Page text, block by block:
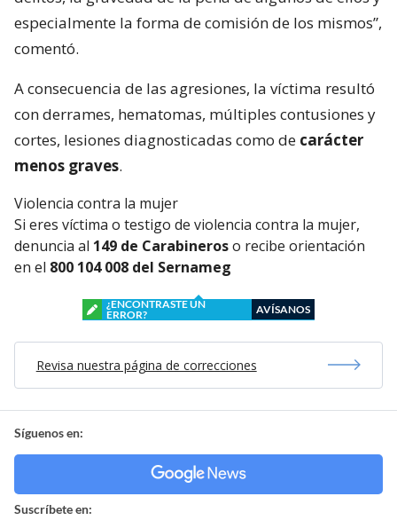
especialmente la forma de comisión de los mismos”,
comentó.
A consecuencia de las agresiones, la víctima resultó
con derrames, hematomas, múltiples contusiones y
cortes, lesiones diagnosticadas como de carácter
menos graves.
Violencia contra la mujer
Si eres víctima o testigo de violencia contra la mujer,
denuncia al 149 de Carabineroso recibe orientación
en el 800 104 008 del Sernameg
¿ENCONTRASTE UN
ERROR?
AVÍSANOS
Revisa nuestra página de correcciones
Síguenos en:
Suscríbete en: